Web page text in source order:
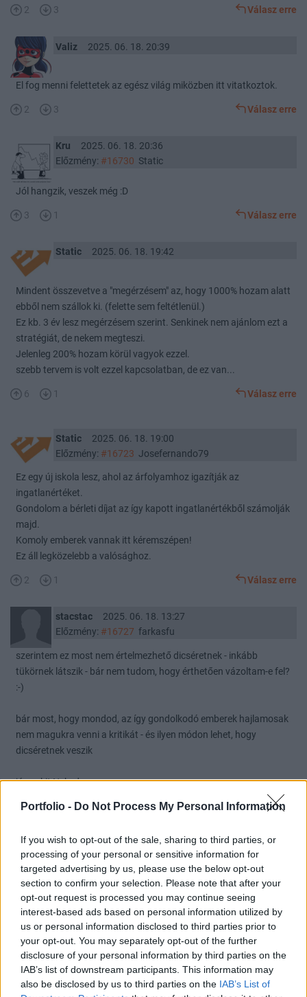
Portfolio - Do Not Process My Personal Information
If you wish to opt-out of the sale, sharing to third parties, or
processing of your personal or sensitive information for
targeted advertising by us, please use the below opt-out
section to confirm your selection. Please note that after your
opt-out request is processed you may continue seeing
interest-based ads based on personal information utilized by
us or personal information disclosed to third parties prior to
your opt-out. You may separately opt-out of the further
disclosure of your personal information by third parties on the
IAB’s list of downstream participants. This information may
also be disclosed by us to third parties on the IAB’s List of
2 3 Válasz erre
Valiz 2025. 06. 18. 20:39
El fog menni felettetek az egész világ miközben itt vitatkoztok.
2 3 Válasz erre
Kru
2025. 06. 18. 20:36
Előzmény: #16730 Static
Jól hangzik, veszek még :D
3 1 Válasz erre
Static 2025. 06. 18. 19:42
Mindent összevetve a "megérzésem" az, hogy 1000% hozam alatt
ebből nem szállok ki. (felette sem feltétlenül.)
Ez kb. 3 év lesz megérzésem szerint. Senkinek nem ajánlom ezt a
stratégiát, de nekem megteszi.
Jelenleg 200% hozam körül vagyok ezzel.
szebb tervem is volt ezzel kapcsolatban, de ez van...
6 1 Válasz erre
Static
2025. 06. 18. 19:00
Előzmény: #16723 Josefernando79
Ez egy új iskola lesz, ahol az árfolyamhoz igazítják az
ingatlanértéket.
Gondolom a bérleti díjat az így kapott ingatlanértékből számolják
majd.
Komoly emberek vannak itt kéremszépen!
Ez áll legközelebb a valósághoz.
2 1 Válasz erre
stacstac
2025. 06. 18. 13:27
Előzmény: #16727 farkasfu
szerintem ez most nem értelmezhető dicséretnek - inkább
tükörnek látszik - bár nem tudom, hogy érthetően vázoltam-e fel?
:-)
bár most, hogy mondod, az így gondolkodó emberek hajlamosak
nem magukra venni a kritikát - és ilyen módon lehet, hogy
dicséretnek veszik
jó spekit Neked
3 1 Válasz erre
farkasfu
2025. 06. 18. 13:19
Előzmény: #16726stacstac
Nehogy megint megdicsérd, mert múltkor is abból lett a probléma!
:)))))
Válasz erre
stacstac
2025. 06. 18. 11:39
Előzmény:#16724stacstac